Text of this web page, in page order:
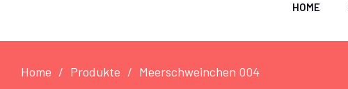
HOME
Home Produkte Meerschweinchen 004